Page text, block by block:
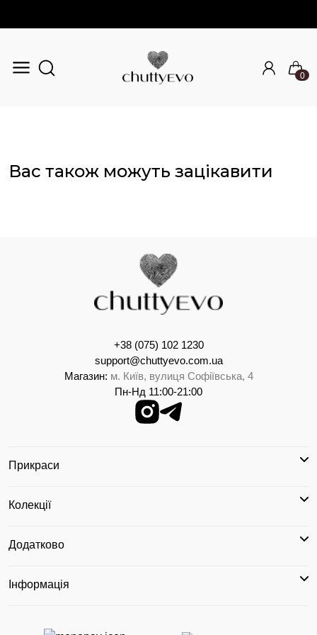
0
Вас також можуть зацікавити
+38 (075) 102 1230
support@chuttyevo.com.ua
Магазин: м. Київ, вулиця Софіївська, 4
Пн-Нд 11:00-21:00
Прикраси
Колекції
Додатково
Інформація